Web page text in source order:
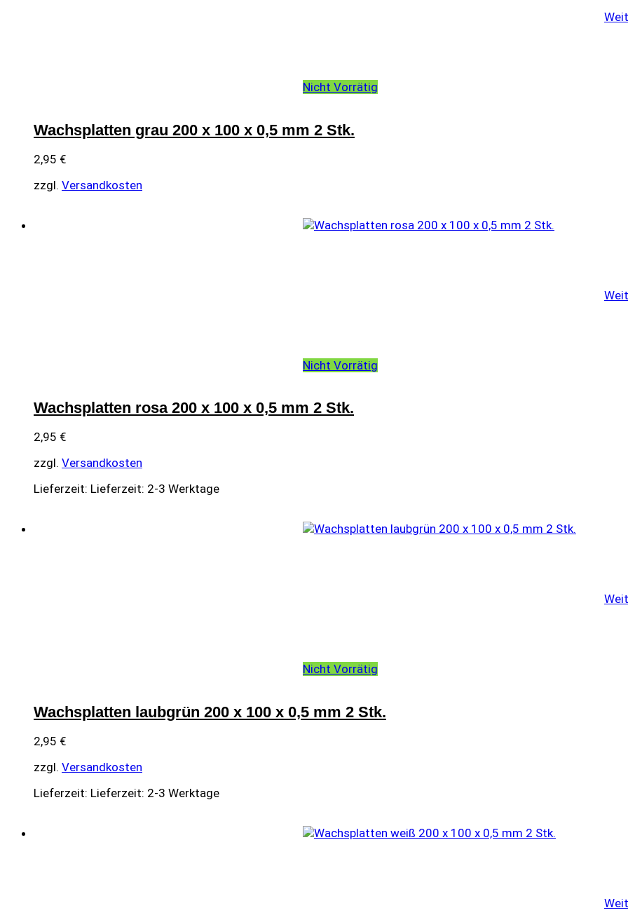
Nicht Vorrätig
Wachsplatten grau 200 x 100 x 0,5 mm 2 Stk.
2,95 €
zzgl. Versandkosten
Nicht Vorrätig
Wachsplatten rosa 200 x 100 x 0,5 mm 2 Stk.
2,95 €
zzgl. Versandkosten
Lieferzeit: Lieferzeit: 2-3 Werktage
Nicht Vorrätig
Wachsplatten laubgrün 200 x 100 x 0,5 mm 2 Stk.
2,95 €
zzgl. Versandkosten
Lieferzeit: Lieferzeit: 2-3 Werktage